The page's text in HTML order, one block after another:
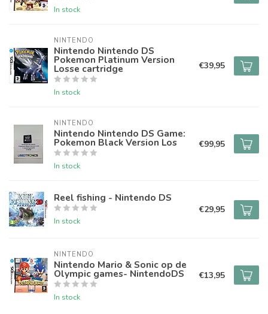
In stock
NINTENDO
Nintendo Nintendo DS
Pokemon Platinum Version
Losse cartridge
In stock
€39,95
NINTENDO
Nintendo Nintendo DS Game:
Pokemon Black Version Los
In stock
€99,95
Reel fishing - Nintendo DS
In stock
€29,95
NINTENDO
Nintendo Mario & Sonic op de
Olympic games- NintendoDS
In stock
€13,95